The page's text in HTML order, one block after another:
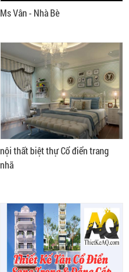
Ms Vân - Nhà Bè
nội thất biệt thự Cổ điển trang
nhã